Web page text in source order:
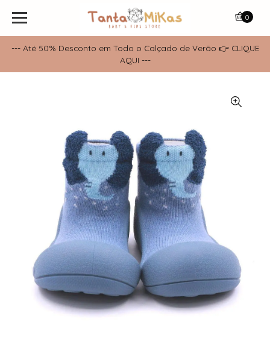
--- Até 50% Desconto em Todo o Calçado de Verão 👉 CLIQUE
AQUI ---
0